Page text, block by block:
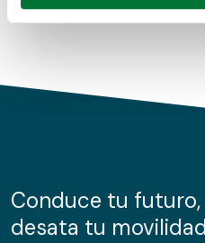
Obtenga más información
de cookies.
información sobre el uso que
nuestros partners de redes
Conduce tu futuro,
desata tu movilidad